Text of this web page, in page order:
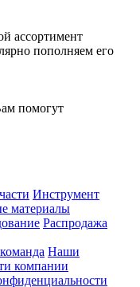
ассортимент
пополняем его
помогут
Инструмент
материалы
Распродажа
Наши
компании